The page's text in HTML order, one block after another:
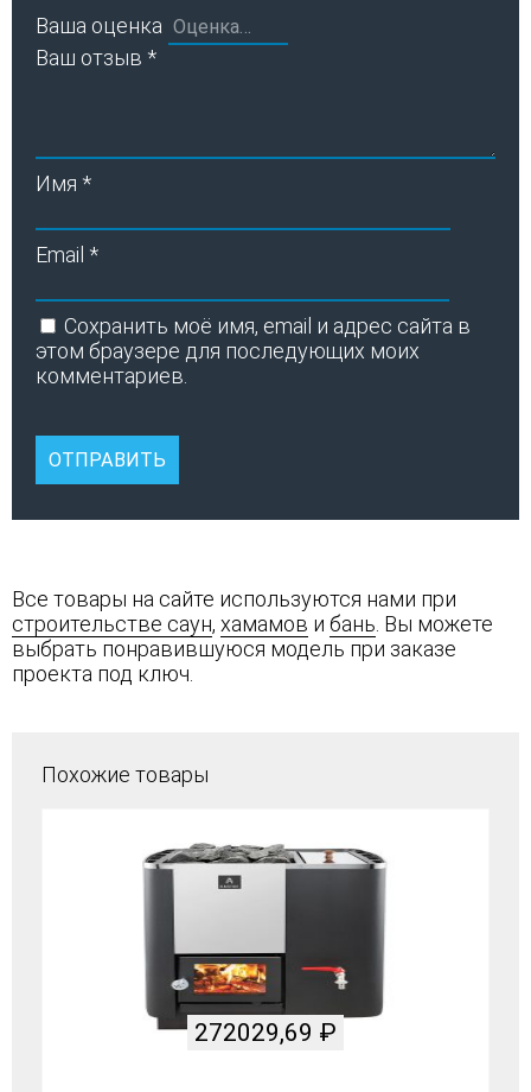
Ваша оценка
Ваш отзыв *
Имя *
Email *
Сохранить моё имя, email и адрес сайта в
этом браузере для последующих моих
комментариев.
Все товары на сайте используются нами при
строительстве саун, хамамов и бань . Вы можете
выбрать понравившуюся модель при заказе
проекта под ключ.
Похожие товары
272029,69 ₽